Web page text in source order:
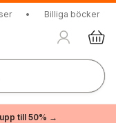
• Billiga böcker
till 50% →